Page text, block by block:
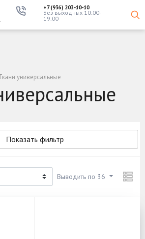
+7 (936) 203-10-10
Без выходных 10:00-
19:00
универсальные
Показать фильтр
Выводить по 36